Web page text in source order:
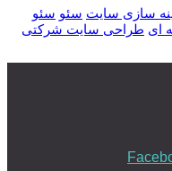
سازی سایت سئو سئو
ای طراحی سایت شرکتی